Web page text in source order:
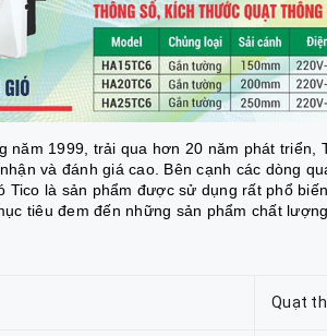
năm 1999, trải qua hơn 20 năm phát
và đánh giá cao. Bên cạnh các dòng
Tico là sản phẩm được sử dụng rất phổ
tiêu đem đến những sản phẩm chất
Quạt